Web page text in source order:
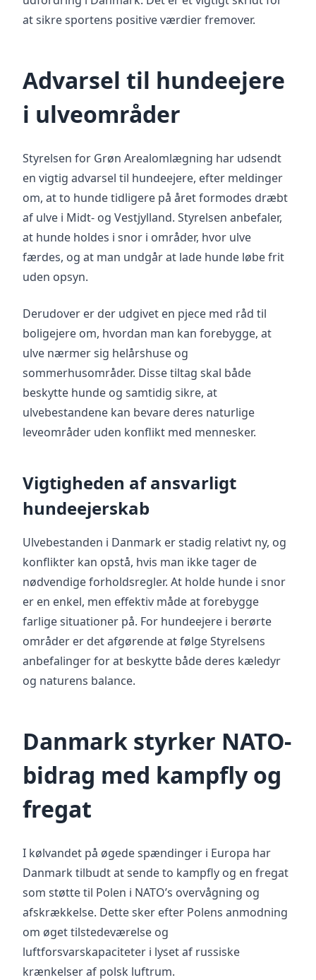
at sikre sportens positive værdier fremover.
Advarsel til hundeejere
i ulveområder
Styrelsen for Grøn Arealomlægning har udsendt
en vigtig advarsel til hundeejere, efter meldinger
om, at to hunde tidligere på året formodes dræbt
af ulve i Midt- og Vestjylland. Styrelsen anbefaler,
at hunde holdes i snor i områder, hvor ulve
færdes, og at man undgår at lade hunde løbe frit
uden opsyn.
Derudover er der udgivet en pjece med råd til
boligejere om, hvordan man kan forebygge, at
ulve nærmer sig helårshuse og
sommerhusområder. Disse tiltag skal både
beskytte hunde og samtidig sikre, at
ulvebestandene kan bevare deres naturlige
leveområder uden konflikt med mennesker.
Vigtigheden af ansvarligt
hundeejerskab
Ulvebestanden i Danmark er stadig relativt ny, og
konflikter kan opstå, hvis man ikke tager de
nødvendige forholdsregler. At holde hunde i snor
er en enkel, men effektiv måde at forebygge
farlige situationer på. For hundeejere i berørte
områder er det afgørende at følge Styrelsens
anbefalinger for at beskytte både deres kæledyr
og naturens balance.
Danmark styrker NATO-
bidrag med kampfly og
fregat
I kølvandet på øgede spændinger i Europa har
Danmark tilbudt at sende to kampfly og en fregat
som støtte til Polen i NATO’s overvågning og
afskrækkelse. Dette sker efter Polens anmodning
om øget tilstedeværelse og
luftforsvarskapaciteter i lyset af russiske
krænkelser af polsk luftrum.